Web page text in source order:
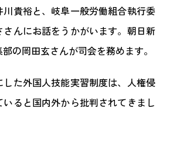
貴裕と、岐阜一般労働組合執行委
んにお話をうかがいます。朝日新
の岡田玄さんが司会を務めます。
た外国人技能実習制度は、人権侵
ると国内外から批判されてきまし